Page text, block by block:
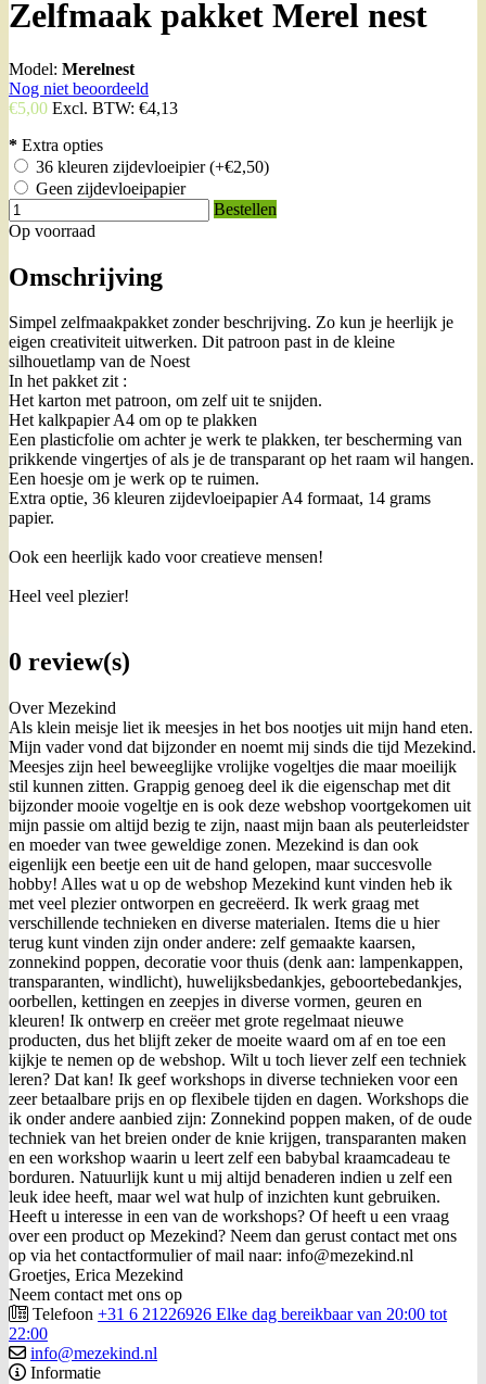
Zelfmaak pakket Merel nest
Model: Merelnest
Nog niet beoordeeld
€5,00 Excl. BTW: €4,13
* Extra opties
36 kleuren zijdevloeipier(+€2,50)
Geen zijdevloeipapier
Bestellen
Op voorraad
Omschrijving
Simpel zelfmaakpakket zonder beschrijving. Zo kun je heerlijk je
eigen creativiteit uitwerken. Dit patroon past in de kleine
silhouetlamp van de Noest
In het pakket zit :
Het karton met patroon, om zelf uit te snijden.
Het kalkpapier A4 om op te plakken
Een plasticfolie om achter je werk te plakken, ter bescherming van
prikkende vingertjes of als je de transparant op het raam wil hangen.
Een hoesje om je werk op te ruimen.
Extra optie, 36 kleuren zijdevloeipapier A4 formaat, 14 grams
papier.
Ook een heerlijk kado voor creatieve mensen!
Heel veel plezier!
0 review(s)
Over Mezekind
Als klein meisje liet ik meesjes in het bos nootjes uit mijn hand eten.
Mijn vader vond dat bijzonder en noemt mij sinds die tijd Mezekind.
Meesjes zijn heel beweeglijke vrolijke vogeltjes die maar moeilijk
stil kunnen zitten. Grappig genoeg deel ik die eigenschap met dit
bijzonder mooie vogeltje en is ook deze webshop voortgekomen uit
mijn passie om altijd bezig te zijn, naast mijn baan als peuterleidster
en moeder van twee geweldige zonen. Mezekind is dan ook
eigenlijk een beetje een uit de hand gelopen, maar succesvolle
hobby! Alles wat u op de webshop Mezekind kunt vinden heb ik
met veel plezier ontworpen en gecreëerd. Ik werk graag met
verschillende technieken en diverse materialen. Items die u hier
terug kunt vinden zijn onder andere: zelf gemaakte kaarsen,
zonnekind poppen, decoratie voor thuis (denk aan: lampenkappen,
transparanten, windlicht), huwelijksbedankjes, geboortebedankjes,
oorbellen, kettingen en zeepjes in diverse vormen, geuren en
kleuren! Ik ontwerp en creëer met grote regelmaat nieuwe
producten, dus het blijft zeker de moeite waard om af en toe een
kijkje te nemen op de webshop. Wilt u toch liever zelf een techniek
leren? Dat kan! Ik geef workshops in diverse technieken voor een
zeer betaalbare prijs en op flexibele tijden en dagen. Workshops die
ik onder andere aanbied zijn: Zonnekind poppen maken, of de oude
techniek van het breien onder de knie krijgen, transparanten maken
en een workshop waarin u leert zelf een babybal kraamcadeau te
borduren. Natuurlijk kunt u mij altijd benaderen indien u zelf een
leuk idee heeft, maar wel wat hulp of inzichten kunt gebruiken.
Heeft u interesse in een van de workshops? Of heeft u een vraag
over een product op Mezekind? Neem dan gerust contact met ons
op via het contactformulier of mail naar: info@mezekind.nl
Groetjes, Erica Mezekind
Neem contact met ons op
Telefoon +31 6 21226926 Elke dag bereikbaar van 20:00 tot
22:00
info@mezekind.nl
Informatie